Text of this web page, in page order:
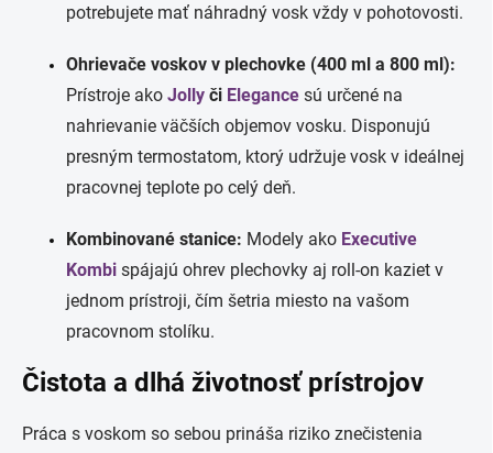
potrebujete mať náhradný vosk vždy v pohotovosti.
Ohrievače voskov v plechovke (400 ml a 800 ml):
Prístroje ako Jolly či Elegance sú určené na
nahrievanie väčších objemov vosku. Disponujú
presným termostatom, ktorý udržuje vosk v ideálnej
pracovnej teplote po celý deň.
Kombinované stanice: Modely ako Executive
Kombi spájajú ohrev plechovky aj roll-on kaziet v
jednom prístroji, čím šetria miesto na vašom
pracovnom stolíku.
Čistota a dlhá životnosť prístrojov
Práca s voskom so sebou prináša riziko znečistenia